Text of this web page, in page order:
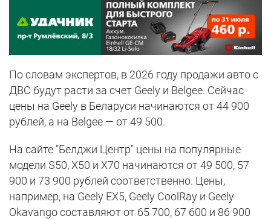
По словам экспертов, в 2026 году продажи авто с
ДВС будут расти за счет Geely и Belgee. Сейчас
цены на Geely в Беларуси начинаются от 44 900
рублей, а на Belgee — от 49 500.
На сайте "Белджи Центр" цены на популярные
модели S50, Х50 и Х70 начинаются от 49 500, 57
900 и 73 900 рублей соответственно. Цены,
например, на Geely EX5, Geely CoolRay и Geely
Okavango составляют от 65 700, 67 600 и 86 900